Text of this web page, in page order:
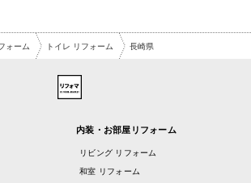
ォーム トイレ リフォーム 長崎県
内装・お部屋リフォーム
リビング リフォーム
和室 リフォーム